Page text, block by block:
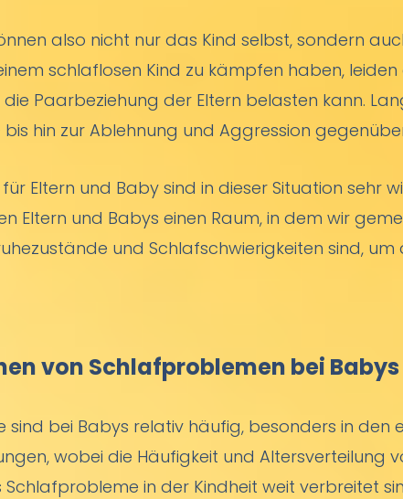
also nicht nur das Kind selbst, sondern
schlaflosen Kind zu kämpfen haben,
Paarbeziehung der Eltern belasten kann.
hin zur Ablehnung und Aggression
Eltern und Baby sind in dieser Situation sehr
Eltern und Babys einen Raum, in dem wir
und Schlafschwierigkeiten sind, um
von Schlafproblemen bei
bei Babys relativ häufig, besonders in den
wobei die Häufigkeit und Altersverteilung
in der Kindheit weit verbreitet